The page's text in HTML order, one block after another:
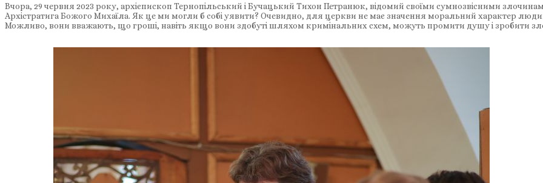
Вчора, 29 червня 2023 року, архієпископ Тернопільський і Бучацький Тихон Петранюк, відомий своїми сумнозвісними
Архістратига Божого Михаїла. Як це ми могли б собі уявити? Очевидно, для церкви не має значення моральний характер
Можливо, вони вважають, що гроші, навіть якщо вони здобуті шляхом кримінальних схем, можуть промити душу і зробити